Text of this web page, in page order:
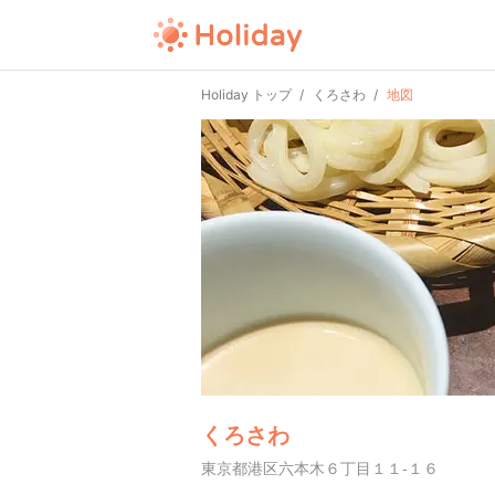
Holiday トップ くろさわ 地図
くろさわ
東京都港区六本木６丁目１１-１６